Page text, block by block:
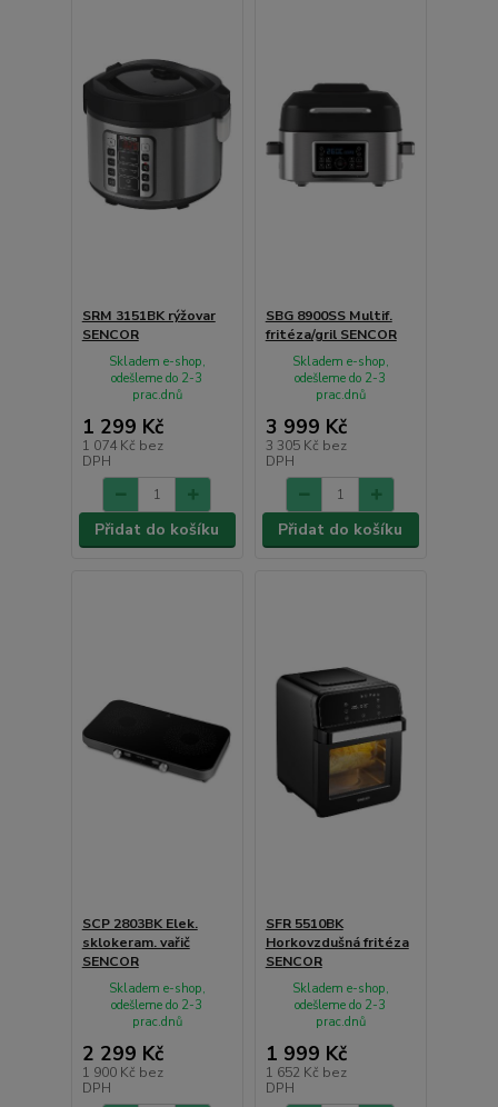
SRM 3151BK rýžovar
SENCOR
1 299 Kč
1 074 Kč bez
DPH
Skladem e-shop,
odešleme do 2-3
prac.dnů
Přidat do košíku
SBG 8900SS Multif.
fritéza/gril SENCOR
3 999 Kč
3 305 Kč bez
DPH
Skladem e-shop,
odešleme do 2-3
prac.dnů
Přidat do košíku
SCP 2803BK Elek.
sklokeram. vařič
SENCOR
2 299 Kč
1 900 Kč bez
DPH
Skladem e-shop,
odešleme do 2-3
prac.dnů
SFR 5510BK
Horkovzdušná fritéza
SENCOR
1 999 Kč
1 652 Kč bez
DPH
Skladem e-shop,
odešleme do 2-3
prac.dnů